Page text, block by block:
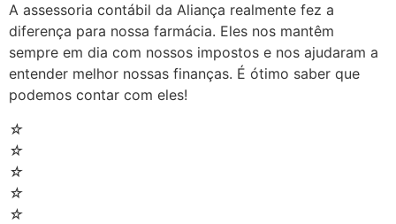
A assessoria contábil da Aliança realmente fez a
diferença para nossa farmácia. Eles nos mantêm
sempre em dia com nossos impostos e nos ajudaram a
entender melhor nossas finanças. É ótimo saber que
podemos contar com eles!
☆
☆
☆
☆
☆